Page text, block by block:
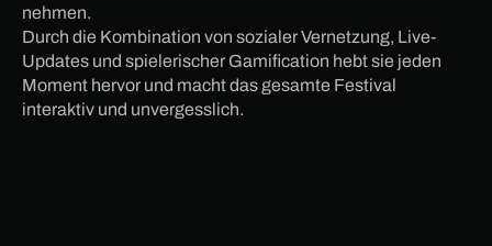
nehmen.
Durch die Kombination von sozialer Vernetzung, Live-
Updates und spielerischer Gamification hebt sie jeden
Moment hervor und macht das gesamte Festival
interaktiv und unvergesslich.